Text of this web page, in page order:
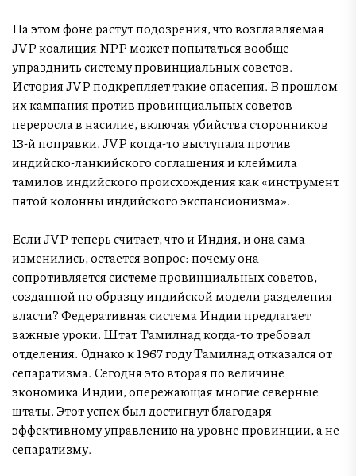
На этом фоне растут подозрения, что возглавляемая
JVP коалиция NPP может попытаться вообще
упразднить систему провинциальных советов.
История JVP подкрепляет такие опасения. В прошлом
их кампания против провинциальных советов
переросла в насилие, включая убийства сторонников
13-й поправки. JVP когда-то выступала против
индийско-ланкийского соглашения и клеймила
тамилов индийского происхождения как «инструмент
пятой колонны индийского экспансионизма».
Если JVP теперь считает, что и Индия, и она сама
изменились, остается вопрос: почему она
сопротивляется системе провинциальных советов,
созданной по образцу индийской модели разделения
власти? Федеративная система Индии предлагает
важные уроки. Штат Тамилнад когда-то требовал
отделения. Однако к 1967 году Тамилнад отказался от
сепаратизма. Сегодня это вторая по величине
экономика Индии, опережающая многие северные
штаты. Этот успех был достигнут благодаря
эффективному управлению на уровне провинции, а не
сепаратизму.